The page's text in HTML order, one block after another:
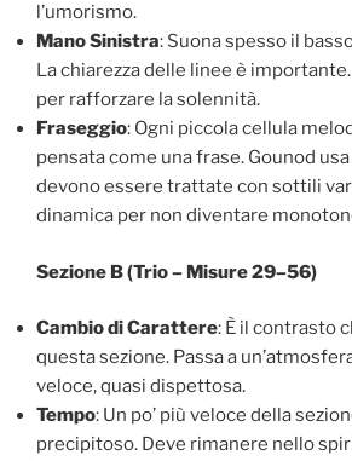
l’umorismo.
Mano Sinistra: Suona spesso il
La chiarezza delle linee è
per rafforzare la solennità.
Fraseggio: Ogni piccola cellula
pensata come una frase. Gounod
devono essere trattate con sottili
dinamica per non diventare
Sezione B (Trio – Misure 29–56)
Cambio di Carattere: È il contrasto
questa sezione. Passa a
veloce, quasi dispettosa.
Tempo: Un po’ più veloce della
precipitoso. Deve rimanere nello